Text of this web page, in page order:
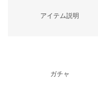
アイテム説明
ガチャ